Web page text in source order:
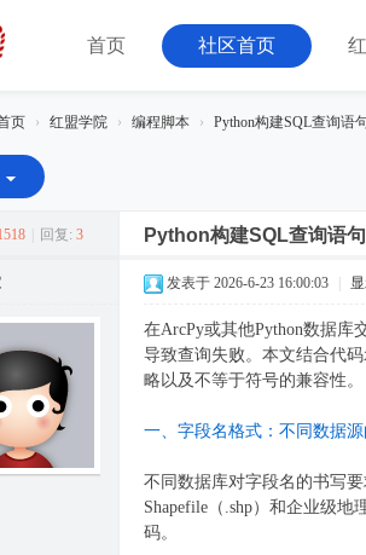
首页 社区首页
页 › 红盟学院 › 编程脚本 › Python构建SQL查询语
回复: 3 Python构建SQL查询语
发表于 2026-6-23 16:00:03
在ArcPy或其他Python数据
导致查询失败。本文结合代
略以及不等于符号的兼容性。
一、字段名格式：不同数据
不同数据库对字段名的书写
Shapefile（.shp）和企业级
码。